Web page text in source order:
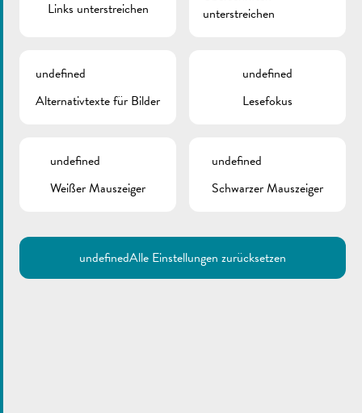
Links unterstreichen
unterstreichen
undefined
Alternativtexte für Bilder
undefined
Lesefokus
undefined
Weißer Mauszeiger
undefined
Schwarzer Mauszeiger
undefinedAlle Einstellungen zurücksetzen